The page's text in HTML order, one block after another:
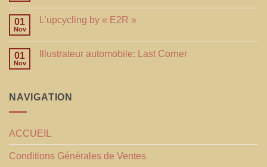
01
Nov
L’upcycling by « E2R »
01
Nov
Illustrateur automobile: Last Corner
NAVIGATION
ACCUEIL
Conditions Générales de Ventes